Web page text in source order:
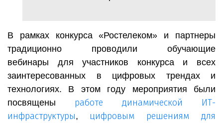
В рамках конкурса «Ростелеком» и партнеры
традиционно проводили обучающие
вебинары
для участников конкурса и всех
заинтересованных в цифровых трендах и
технологиях. В этом году мероприятия были
посвящены работе динамической ИТ-
инфраструктуры, цифровым решениям для